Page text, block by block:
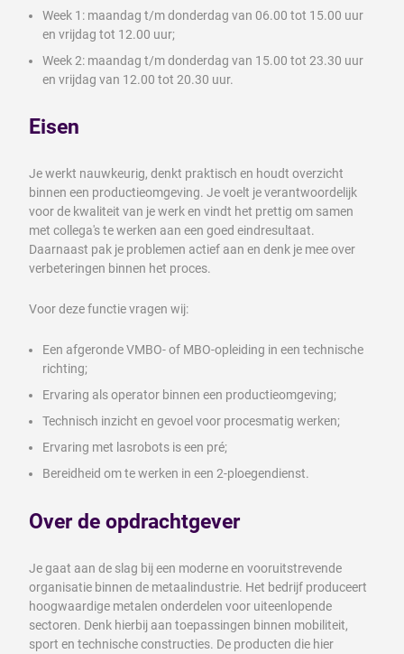
Week 1: maandag t/m donderdag van 06.00 tot 15.00 uur
en vrijdag tot 12.00 uur;
Week 2: maandag t/m donderdag van 15.00 tot 23.30 uur
en vrijdag van 12.00 tot 20.30 uur.
Eisen
Je werkt nauwkeurig, denkt praktisch en houdt overzicht
binnen een productieomgeving. Je voelt je verantwoordelijk
voor de kwaliteit van je werk en vindt het prettig om samen
met collega's te werken aan een goed eindresultaat.
Daarnaast pak je problemen actief aan en denk je mee over
verbeteringen binnen het proces.
Voor deze functie vragen wij:
Een afgeronde VMBO- of MBO-opleiding in een technische
richting;
Ervaring als operator binnen een productieomgeving;
Technisch inzicht en gevoel voor procesmatig werken;
Ervaring met lasrobots is een pré;
Bereidheid om te werken in een 2-ploegendienst.
Over de opdrachtgever
Je gaat aan de slag bij een moderne en vooruitstrevende
organisatie binnen de metaalindustrie. Het bedrijf produceert
hoogwaardige metalen onderdelen voor uiteenlopende
sectoren. Denk hierbij aan toepassingen binnen mobiliteit,
sport en technische constructies. De producten die hier